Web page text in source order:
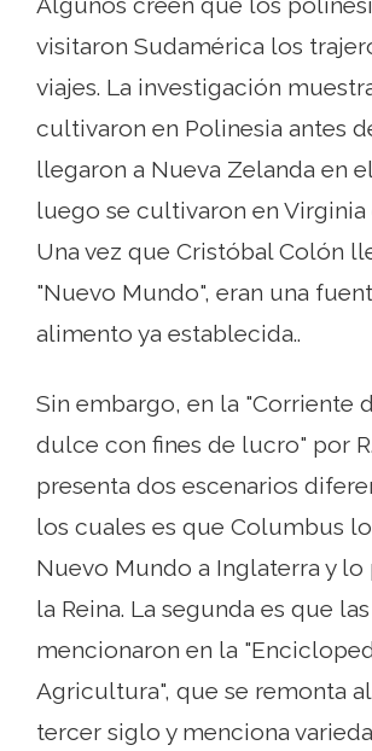
visitaron Sudamérica los
viajes. La investigación
cultivaron en Polinesia antes
llegaron a Nueva Zelanda en
luego se cultivaron en Virginia
Una vez que Cristóbal Colón
"Nuevo Mundo", eran una
alimento ya establecida..
Sin embargo, en la "Corriente
dulce con fines de lucro" por
presenta dos escenarios
los cuales es que Columbus
Nuevo Mundo a Inglaterra y lo
la Reina. La segunda es que
mencionaron en la
Agricultura", que se remonta
tercer siglo y menciona